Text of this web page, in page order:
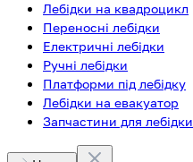
Лебідки на квадроцикл
Переносні лебідки
Електричні лебідки
Ручні лебідки
Платформи під лебідку
Лебідки на евакуатор
Запчастини для лебідки